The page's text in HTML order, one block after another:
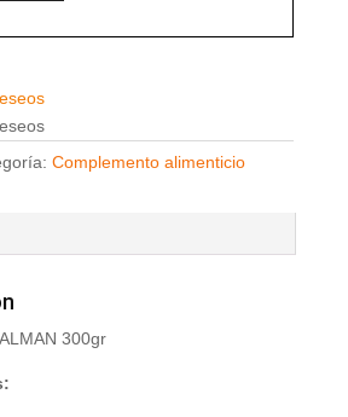
Complemento alimenticio
300gr